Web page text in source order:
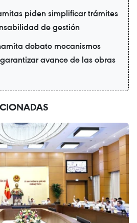
piden simplificar trámites
de gestión
debate mecanismos
avance de las obras